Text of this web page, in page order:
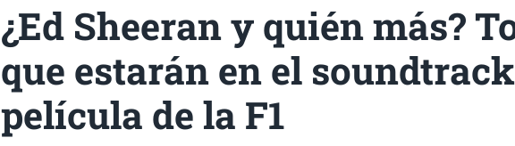
¿Ed Sheeran y quién más?
que estarán en el
película de la F1